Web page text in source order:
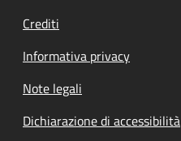
Crediti
Informativa privacy
Note legali
Dichiarazione di accessibilità